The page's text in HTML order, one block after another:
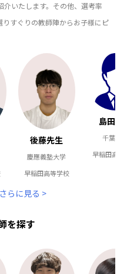
いたします。その他、選考率
すぐりの教師陣からお子様にピ
後藤先生
慶應義塾大学
早稲田高等学校
島田先
千葉大
早稲田高等
らに見る >
を探す